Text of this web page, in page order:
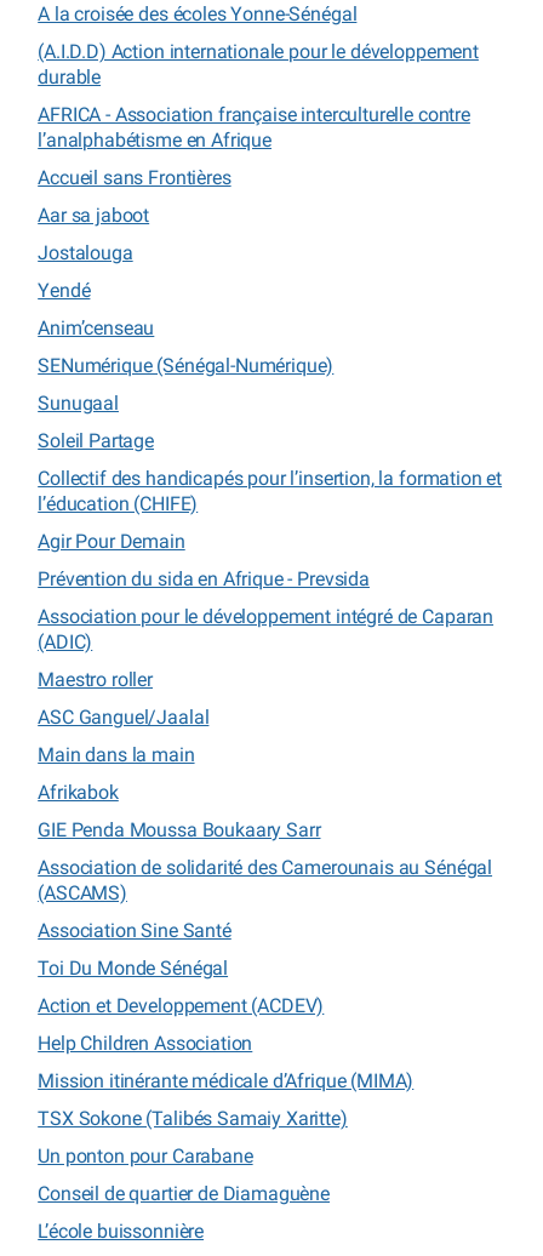
A la croisée des écoles Yonne-Sénégal
(A.I.D.D) Action internationale pour le développement
durable
AFRICA - Association française interculturelle contre
l’analphabétisme en Afrique
Accueil sans Frontières
Aar sa jaboot
Jostalouga
Yendé
Anim’censeau
SENumérique (Sénégal-Numérique)
Sunugaal
Soleil Partage
Collectif des handicapés pour l’insertion, la formation et
l’éducation (CHIFE)
Agir Pour Demain
Prévention du sida en Afrique - Prevsida
Association pour le développement intégré de Caparan
(ADIC)
Maestro roller
ASC Ganguel/Jaalal
Main dans la main
Afrikabok
GIE Penda Moussa Boukaary Sarr
Association de solidarité des Camerounais au Sénégal
(ASCAMS)
Association Sine Santé
Toi Du Monde Sénégal
Action et Developpement (ACDEV)
Help Children Association
Mission itinérante médicale d’Afrique (MIMA)
TSX Sokone (Talibés Samaiy Xaritte)
Un ponton pour Carabane
Conseil de quartier de Diamaguène
L’école buissonnière